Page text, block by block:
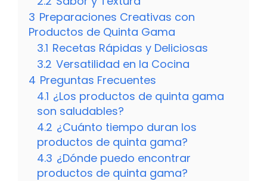
3 Preparaciones Creativas con
Productos de Quinta Gama
3.1 Recetas Rápidas y Deliciosas
3.2 Versatilidad en la Cocina
4 Preguntas Frecuentes
4.1 ¿Los productos de quinta gama
son saludables?
4.2 ¿Cuánto tiempo duran los
productos de quinta gama?
4.3 ¿Dónde puedo encontrar
productos de quinta gama?